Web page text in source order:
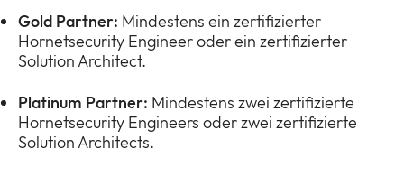
Gold Partner: Mindestens ein zertifizierter
Hornetsecurity Engineer oder ein zertifizierter
Solution Architect.
Platinum Partner: Mindestens zwei zertifizierte
Hornetsecurity Engineers oder zwei zertifizierte
Solution Architects.